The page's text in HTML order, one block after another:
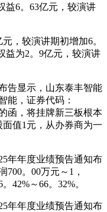
益6。63亿元，较演讲
，较演讲期初增加6。
益为2。9亿元，较演讲
显示，山东泰丰智能
能，证券代码：
函，将挂牌新三板根本
值1元，从办券商为一
年年度业绩预告通知布
。00万元～1，
42%～66。32%。
年年度业绩预告通知布